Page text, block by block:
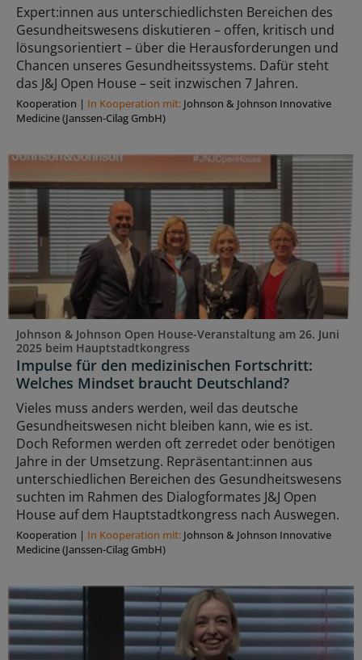
Expert:innen aus unterschiedlichsten Bereichen des
Gesundheitswesens diskutieren – offen, kritisch und
lösungsorientiert – über die Herausforderungen und
Chancen unseres Gesundheitssystems. Dafür steht
das J&J Open House – seit inzwischen 7 Jahren.
Kooperation | In Kooperation mit: Johnson & Johnson Innovative
Medicine (Janssen-Cilag GmbH)
Johnson & Johnson Open House-Veranstaltung am 26. Juni
2025 beim Hauptstadtkongress
Impulse für den medizinischen Fortschritt:
Welches Mindset braucht Deutschland?
Vieles muss anders werden, weil das deutsche
Gesundheitswesen nicht bleiben kann, wie es ist.
Doch Reformen werden oft zerredet oder benötigen
Jahre in der Umsetzung. Repräsentant:innen aus
unterschiedlichen Bereichen des Gesundheitswesens
suchten im Rahmen des Dialogformates J&J Open
House auf dem Hauptstadtkongress nach Auswegen.
Kooperation | In Kooperation mit: Johnson & Johnson Innovative
Medicine (Janssen-Cilag GmbH)